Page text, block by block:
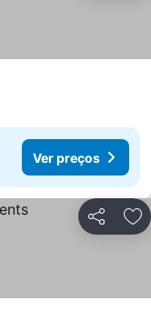
Ver preços
Partilhar